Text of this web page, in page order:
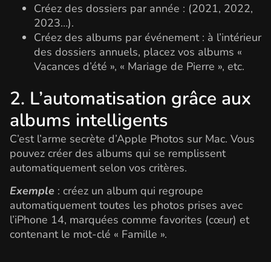
Créez des dossiers par année : (2021, 2022,
2023…).
Créez des albums par événement : à l’intérieur
des dossiers annuels, placez vos albums «
Vacances d’été », « Mariage de Pierre », etc.
2. L’automatisation grâce aux
albums intelligents
C’est l’arme secrète d’Apple Photos sur Mac. Vous
pouvez créer des albums qui se remplissent
automatiquement selon vos critères.
Exemple : créez un album qui regroupe
automatiquement toutes les photos prises avec
l’iPhone 14, marquées comme favorites (cœur) et
contenant le mot-clé « Famille ».